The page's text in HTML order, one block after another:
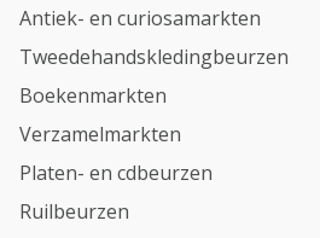
Antiek- en curiosamarkten
Tweedehandskledingbeurzen
Boekenmarkten
Verzamelmarkten
Platen- en cdbeurzen
Ruilbeurzen